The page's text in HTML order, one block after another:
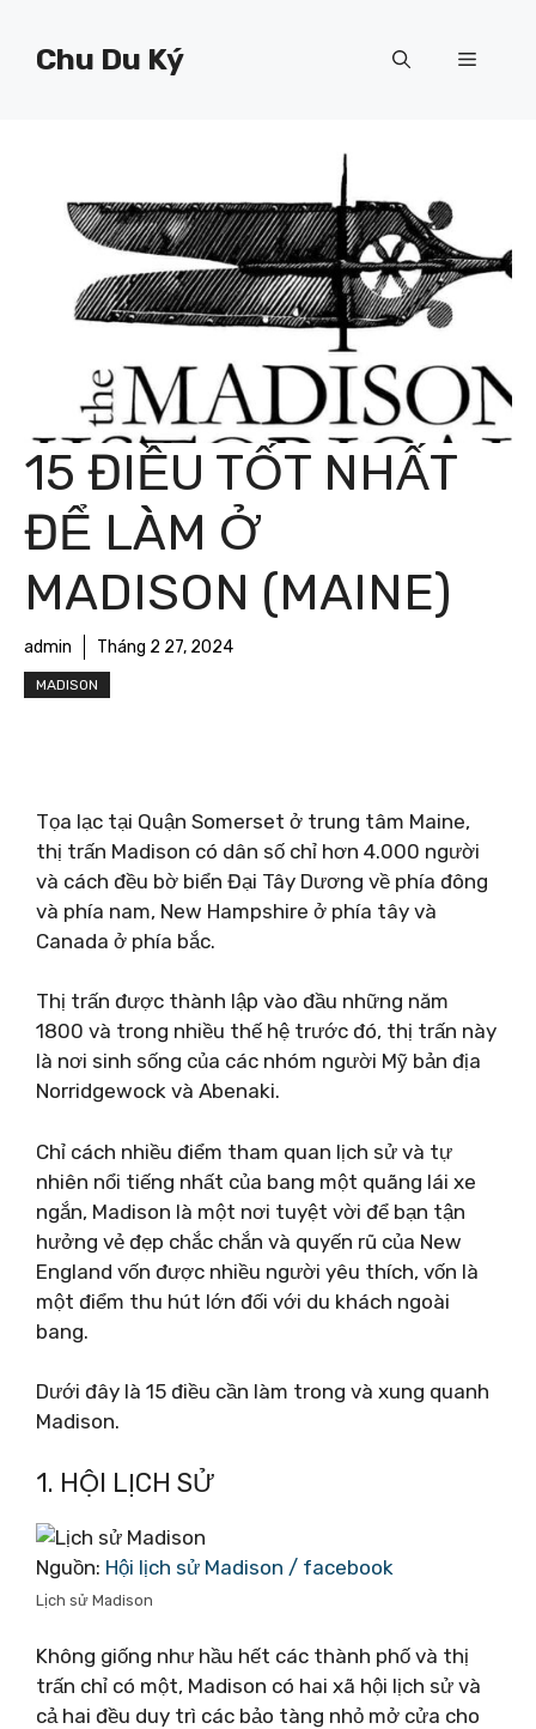
Chu Du Ký Menu
15 ĐIỀU TỐT NHẤT
ĐỂ LÀM Ở
MADISON (MAINE)
admin Tháng 2 27, 2024
MADISON
Tọa lạc tại Quận Somerset ở trung tâm Maine,
thị trấn Madison có dân số chỉ hơn 4.000 người
và cách đều bờ biển Đại Tây Dương về phía đông
và phía nam, New Hampshire ở phía tây và
Canada ở phía bắc.
Thị trấn được thành lập vào đầu những năm
1800 và trong nhiều thế hệ trước đó, thị trấn này
là nơi sinh sống của các nhóm người Mỹ bản địa
Norridgewock và Abenaki.
Chỉ cách nhiều điểm tham quan lịch sử và tự
nhiên nổi tiếng nhất của bang một quãng lái xe
ngắn, Madison là một nơi tuyệt vời để bạn tận
hưởng vẻ đẹp chắc chắn và quyến rũ của New
England vốn được nhiều người yêu thích, vốn là
một điểm thu hút lớn đối với du khách ngoài
bang.
Dưới đây là 15 điều cần làm trong và xung quanh
Madison.
1. HỘI LỊCH SỬ
Nguồn: Hội lịch sử Madison / facebook
Lịch sử Madison
Không giống như hầu hết các thành phố và thị
trấn chỉ có một, Madison có hai xã hội lịch sử và
cả hai đều duy trì các bảo tàng nhỏ mở cửa cho